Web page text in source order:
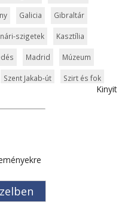
Galicia Gibraltár
szigetek Kasztília
Madrid Múzeum
Szent Jakab-út Szirt és fok
Kinyit